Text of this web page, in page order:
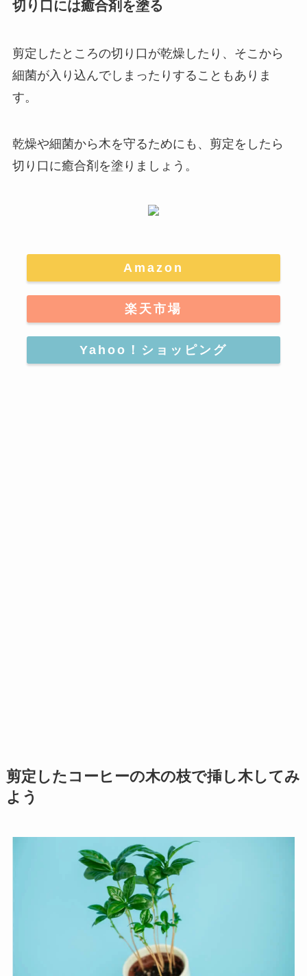
切り口には癒合剤を塗る
剪定したところの切り口が乾燥したり、そこから
細菌が入り込んでしまったりすることもありま
す。
乾燥や細菌から木を守るためにも、剪定をしたら
切り口に癒合剤を塗りましょう 。
Amazon
楽天市場
Yahoo！ショッピング
剪定したコーヒーの木の枝で挿し木してみ
よう